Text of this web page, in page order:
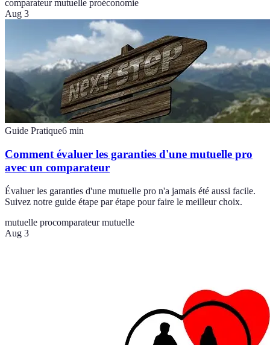
comparateur mutuelle proéconomie
Aug 3
Guide Pratique6 min
Comment évaluer les garanties d'une mutuelle pro
avec un comparateur
Évaluer les garanties d'une mutuelle pro n'a jamais été aussi facile.
Suivez notre guide étape par étape pour faire le meilleur choix.
mutuelle procomparateur mutuelle
Aug 3